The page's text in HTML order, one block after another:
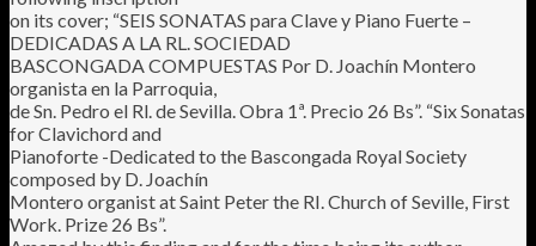
on its cover; “SEIS SONATAS para Clave y Piano Fuerte –
DEDICADAS A LA RL. SOCIEDAD
BASCONGADA COMPUESTAS Por D. Joachín Montero
organista en la Parroquia,
de Sn. Pedro el Rl. de Sevilla. Obra 1ª. Precio 26 Bs”. “Six Sonatas
for Clavichord and
Pianoforte -Dedicated to the Bascongada Royal Society
composed by D. Joachín
Montero organist at Saint Peter the RI. Church of Seville, First
Work. Prize 26 Bs”.